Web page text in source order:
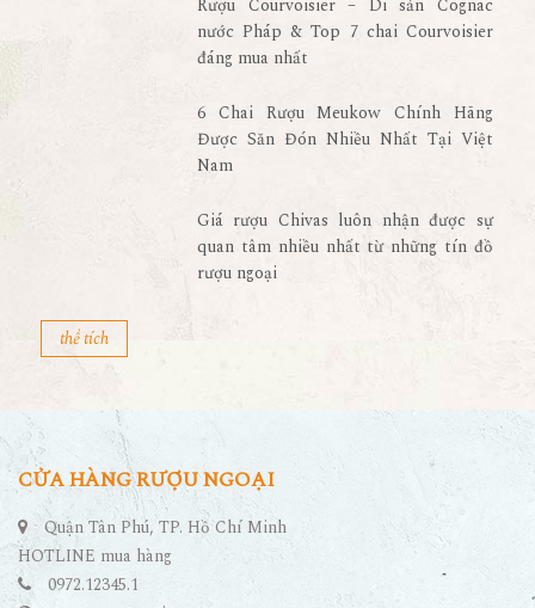
Rượu Courvoisier – Di sản Cognac
nước Pháp & Top 7 chai Courvoisier
6 Chai Rượu Meukow Chính Hãng
Được Săn Đón Nhiều Nhất Tại Việt
Giá rượu Chivas luôn nhận được sự
quan tâm nhiều nhất từ những tín đồ
thể tích
CỬA HÀNG RƯỢU NGOẠI
Quận Tân Phú, TP. Hồ Chí Minh
HOTLINE mua hàng